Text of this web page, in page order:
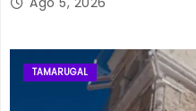
TAMARUGAL